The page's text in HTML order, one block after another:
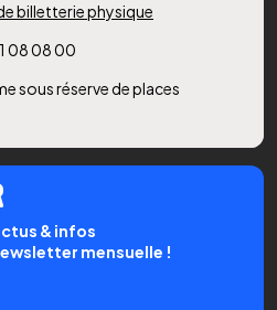
billetterie physique
08 08 00
sous réserve de places
& infos
mensuelle !